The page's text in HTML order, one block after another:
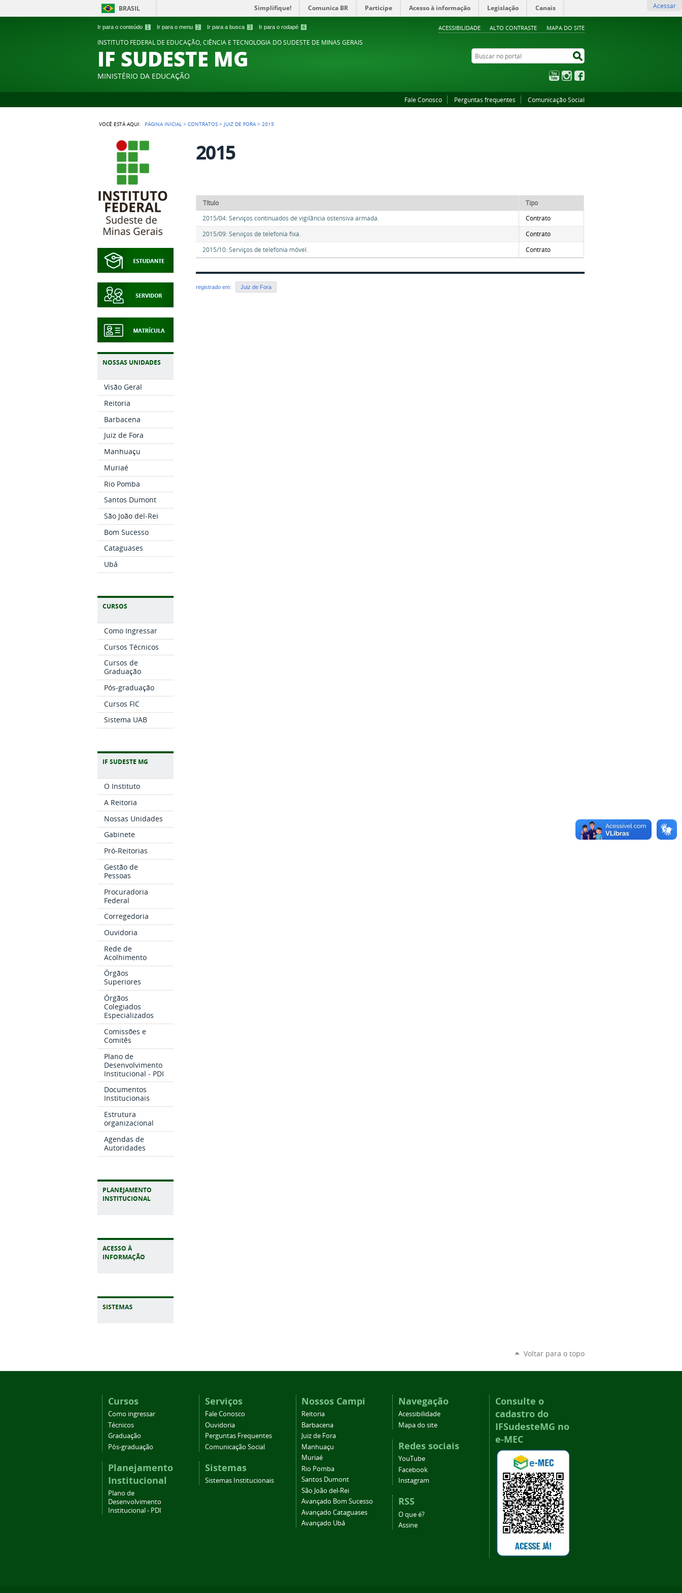
Ir para o conteúdo 1 Ir para o menu 2 Ir para a busca 3 Ir para o rodapé 4 ACESSIBILIDADE ALTO CONTRASTE MAPA DO SITE
BRASIL Simplifique! Comunica BR Participe Acesso à informação Legislação Canais Acessar
INSTITUTO FEDERAL DE EDUCAÇÃO, CIÊNCIA E TECNOLOGIA DO SUDESTE DE MINAS GERAIS
IF SUDESTE MG
MINISTÉRIO DA EDUCAÇÃO
Buscar no portal
YouTubeInstagram
Fale Conosco Perguntas frequentes Comunicação Social
VOCÊ ESTÁ AQUI: PÁGINA INICIAL >CONTRATOS > JUIZ DE FORA >2015
NOSSAS UNIDADES
Visão Geral
Reitoria
Barbacena
Juiz de Fora
Manhuaçu
Muriaé
Rio Pomba
Santos Dumont
São João del-Rei
Bom Sucesso
Cataguases
Ubá
CURSOS
Como Ingressar
Cursos Técnicos
Cursos de
Graduação
Pós-graduação
Cursos FIC
Sistema UAB
IF SUDESTE MG
O Instituto
A Reitoria
Nossas Unidades
Gabinete
Pró-Reitorias
Gestão de
Pessoas
Procuradoria
Federal
Corregedoria
Ouvidoria
Rede de
Acolhimento
Órgãos
Superiores
Órgãos
Colegiados
Especializados
Comissões e
Comitês
Plano de
Desenvolvimento
Institucional - PDI
Documentos
Institucionais
Estrutura
organizacional
Agendas de
Autoridades
PLANEJAMENTO
INSTITUCIONAL
ACESSO À
INFORMAÇÃO
2015
Título
Tipo
2015/04: Serviços continuados de vigilância ostensiva armada.
Contrato
2015/09: Serviços de telefonia fixa.
Contrato
2015/10: Serviços de telefonia móvel.
Contrato
registrado em: Juiz de Fora
Voltar para o topo
Cursos
Como ingressar
Técnicos
Graduação
Pós-graduação
Planejamento
Institucional
Plano de
Desenvolvimento
Institucional - PDI
Serviços
Fale Conosco
Ouvidoria
Perguntas Frequentes
Comunicação Social
Sistemas
Sistemas Institucionais
Nossos Campi
Reitoria
Barbacena
Juiz de Fora
Manhuaçu
Muriaé
Rio Pomba
Santos Dumont
São João del-Rei
Avançado Bom Sucesso
Avançado Cataguases
Avançado Ubá
Navegação
Acessibilidade
Mapa do site
Redes sociais
YouTube
Facebook
Instagram
RSS
O que é?
Assine
Consulte o
cadastro do
IFSudesteMG no
e-MEC